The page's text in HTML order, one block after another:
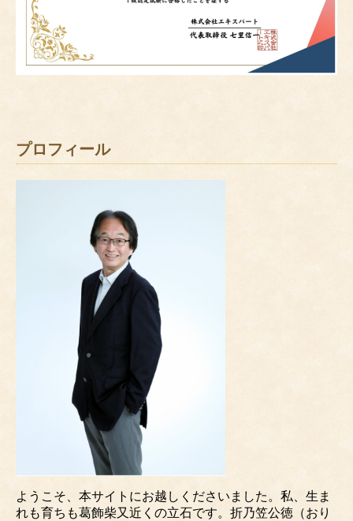
プロフィール
ようこそ、本サイトにお越しくださいました。私、生ま
れも育ちも葛飾柴又近くの立石です。折乃笠公徳（おり